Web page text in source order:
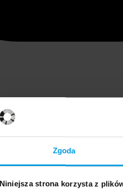
Zgoda
Niniejsza strona korzysta z